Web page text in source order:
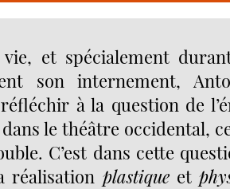
et spécialement
son internement,
à la question de
le théâtre occidental,
C’est dans cette
réalisation plastiqueet